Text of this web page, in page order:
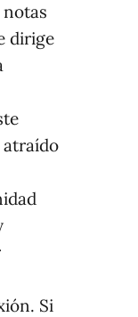
dirige
atraído
Si